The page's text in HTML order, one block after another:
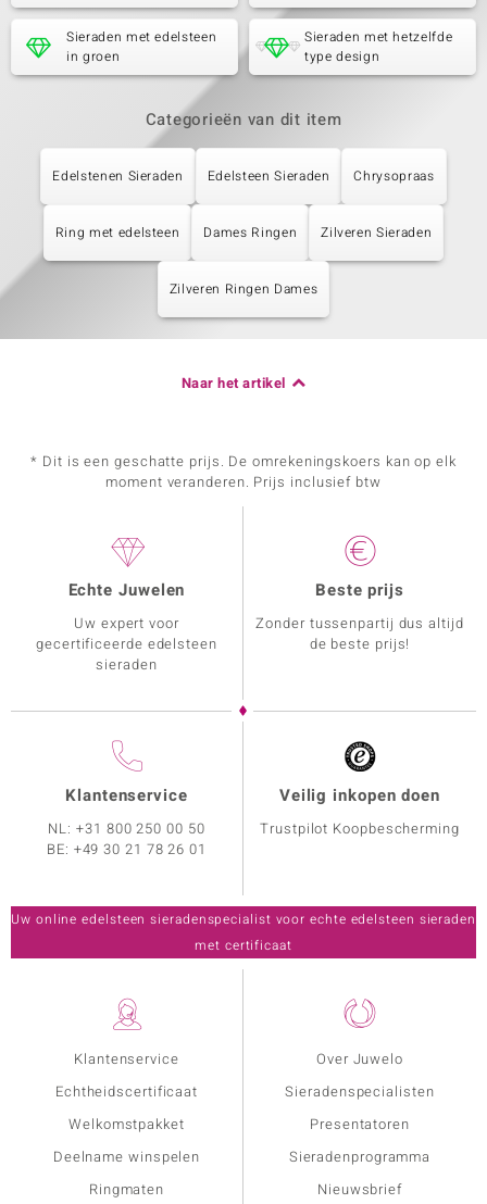
Sieraden met edelsteen
in groen
Sieraden met hetzelfde
type design
Categorieën van dit item
Edelstenen Sieraden Edelsteen Sieraden Chrysopraas
Ring met edelsteen Dames Ringen Zilveren Sieraden
Zilveren Ringen Dames
Naar het artikel
* Dit is een geschatte prijs. De omrekeningskoers kan op elk
moment veranderen. Prijs inclusief btw
Klantenservice
Echtheidscertificaat
Welkomstpakket
Deelname winspelen
Ringmaten
Over Juwelo
Sieradenspecialisten
Presentatoren
Sieradenprogramma
Nieuwsbrief
Echte Juwelen
Uw expert voor
gecertificeerde edelsteen
sieraden
Beste prijs
Zonder tussenpartij dus altijd
de beste prijs!
Klantenservice
NL:+31 800 250 00 50
BE: +49 30 21 78 26 01
Veilig inkopen doen
Trustpilot Koopbescherming
Uw online edelsteen sieradenspecialist voor echte edelsteen sieraden
met certificaat